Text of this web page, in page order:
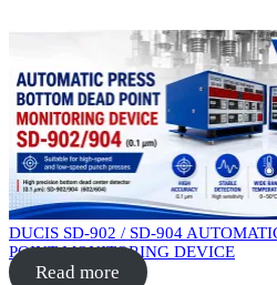
DUCIS SD-902 / SD-904
POINT MONITORING DEVICE
Read more